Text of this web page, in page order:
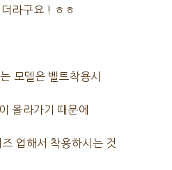
라구요 ! ㅎㅎ
모델은 벨트착용시
올라가기 때문에
업해서 착용하시는 것